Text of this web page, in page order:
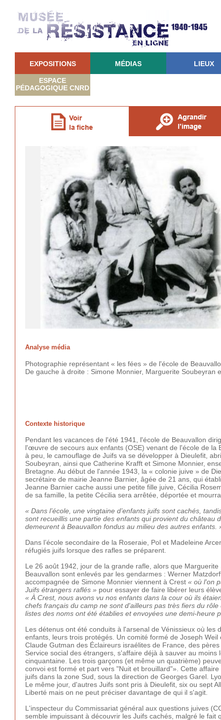
EXPOSITIONS MÉDIAS LIEUX
ESPACE
PÉDAGOGIQUE CNRD
Analyse média
Photographie représentant « les fées » de l'école de
De gauche à droite : Simone Monnier, Marguerite Soubeyran
Contexte historique
Pendant les vacances de l'été 1941, l'école de Beauvallon
l'œuvre de secours aux enfants (OSE) venant de l'école de
à peu, le camouflage de Juifs va se développer à Dieulefit,
Soubeyran, ainsi que Catherine Krafft et Simone Monnier,
Bretagne. Au début de l'année 1943, la « colonie juive » de
secrétaire de mairie Jeanne Barnier, âgée de 21 ans, qui
Jeanne Barnier cache aussi une petite fille juive, Cécilia
de sa famille, la petite Cécilia sera arrêtée, déportée et
« Dans l’école, une vingtaine d’enfants juifs sont cachés,
sont recueillis une partie des enfants qui provient du château
demeurent à Beauvallon fondus au milieu des autres enfants.
Dans l’école secondaire de la Roseraie, Pol et Madeleine
réfugiés juifs lorsque des rafles se préparent.
Le 26 août 1942, jour de la grande rafle, alors que
Beauvallon sont enlevés par les gendarmes : Werner
accompagnée de Simone Monnier viennent à Crest « où l'on
Juifs étrangers raflés » pour essayer de faire libérer leurs
« À Crest, nous avons vu nos enfants dans la cour où ils
chefs français du camp ne sont d'ailleurs pas très fiers du
listes des noms ont été établies et envoyées une demi-
Les détenus ont été conduits à l'arsenal de Vénissieux où
enfants, leurs trois protégés. Un comité formé de Joseph
Claude Gutman des Éclaireurs israélites de France, des
Service social des étrangers, s'affaire déjà à sauver au
cinquantaine. Les trois garçons (et même un quatrième)
convoi est formé et part vers "Nuit et brouillard"». Cette
juifs dans la zone Sud, sous la direction de Georges Garel.
Le même jour, d'autres Juifs sont pris à Dieulefit, six ou sept
Liberté mais on ne peut préciser davantage de qui il s'agit.
L'inspecteur du Commissariat général aux questions juives
semble impuissant à découvrir les Juifs cachés, malgré le